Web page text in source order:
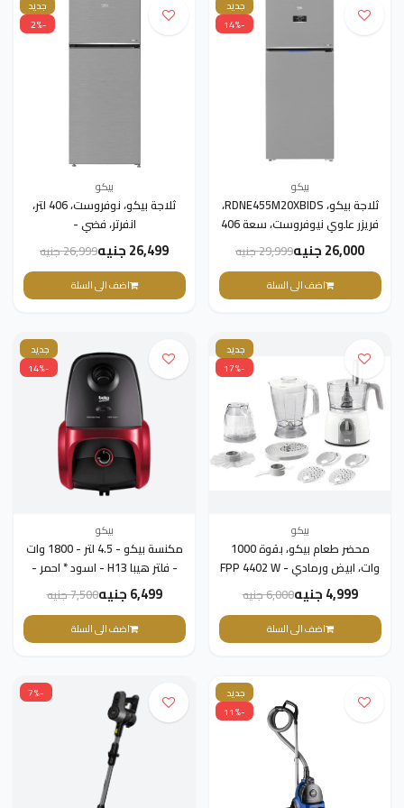
جديد
-14%
بيكو
ثلاجة بيكو، RDNE455M20XBIDS،
فريزر علوي نيوفروست، سعة 406
لتر، محرك بروسمارت إنفرتر، فضي.
26,000 جنيه 29,999 جنيه
اضف الى السلة
جديد
-2%
بيكو
ثلاجة بيكو، نوفروست، 406 لتر،
انفرتر، فضي -
RDNE455M20XBIEG
26,499 جنيه 26,999 جنيه
اضف الى السلة
جديد
-17%
بيكو
محضر طعام بيكو، بقوة 1000
وات، ابيض ورمادي - FPP 4402 W
4,999 جنيه 6,000 جنيه
اضف الى السلة
جديد
-14%
بيكو
مكنسة بيكو - 4.5 لتر - 1800 وات
- فلتر هيبا H13 - اسود * احمر -
VCC 54320 WP6,499 جنيه 7,500 جنيه
اضف الى السلة
جديد
-11%
-7%